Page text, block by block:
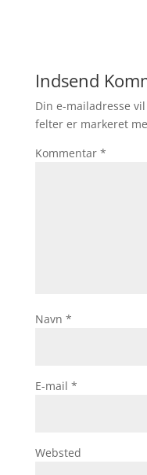
Indsend
Din e-mailadresse
felter er markeret
Kommentar *
Navn *
E-mail *
Websted